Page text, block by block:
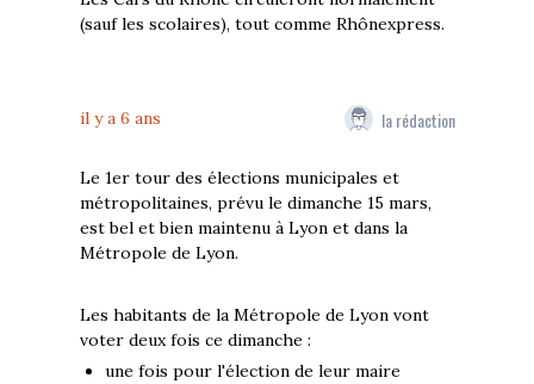
(sauf les scolaires), tout comme Rhônexpress.
il y a 6 ans la rédaction
Le 1er tour des élections municipales et
métropolitaines, prévu le dimanche 15 mars,
est bel et bien maintenu à Lyon et dans la
Métropole de Lyon.
Les habitants de la Métropole de Lyon vont
voter deux fois ce dimanche :
une fois pour l'élection de leur maire